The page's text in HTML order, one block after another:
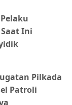
Ini
Pilkada
Patroli